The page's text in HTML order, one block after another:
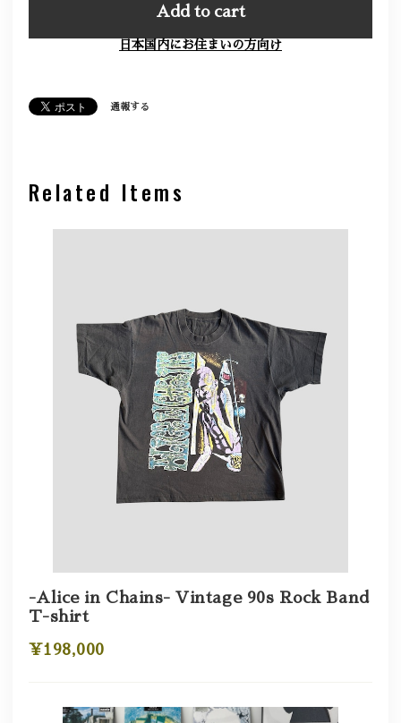
Add to cart
日本国内にお住まいの方向け
通報する
Related Items
-Alice in Chains- Vintage 90s Rock Band
T-shirt
¥198,000